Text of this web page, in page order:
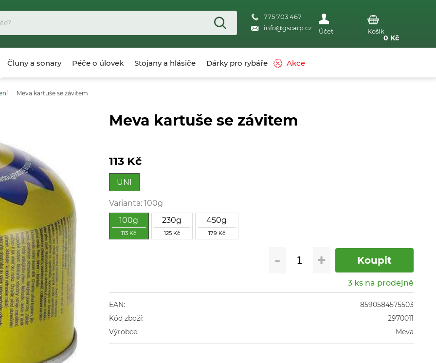
Meva kartuše se závitem
113 Kč
UNI
Varianta: 100g
100g
113 Kč
230g
125 Kč
450g
179 Kč
- +
3 ks na prodejně
EAN:
8590584575503
Kód zboží:
2970011
Výrobce:
Meva
775 703 467
info@gscarp.cz
0 Kč
Meva kartuše se závitem
Čluny a sonary Péče o úlovek Stojany a hlásiče Dárky pro rybáře Akce